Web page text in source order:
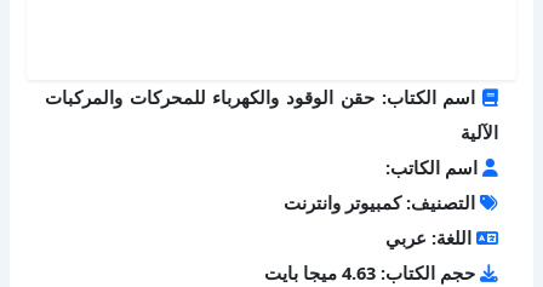
اسم الكتاب: حقن الوقود والكهرباء للمحركات والمركبات
الآلية
اسم الكاتب:
التصنيف: كمبيوتر وانترنت
اللغة: عربي
حجم الكتاب: 4.63 ميجا بايت